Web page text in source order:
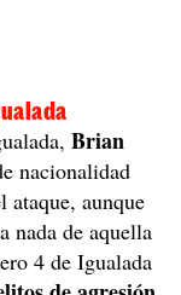
Brian
nacionalidad
ataque, aunque
nada de aquella
4 de Igualada